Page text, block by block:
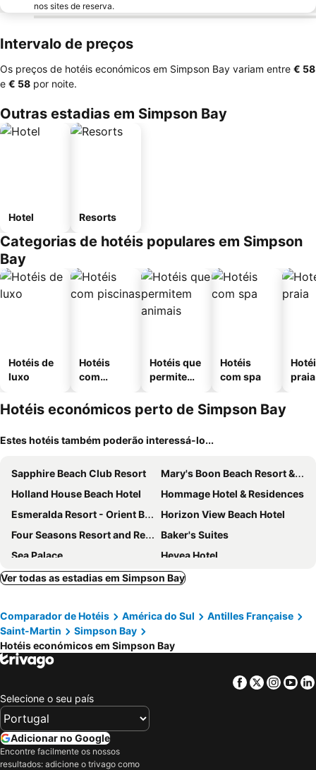
nos sites de reserva.
Intervalo de preços
Os preços de hotéis económicos em Simpson Bay variam entre ‎€ 58
e ‎€ 58 por noite.
Outras estadias em Simpson Bay
Hotel Resorts
Categorias de hotéis populares em Simpson
Bay
Hotéis de
luxo
Hotéis
com
Hotéis que
permitem
Hotéis
com spa
praia
Hotéis económicos perto de Simpson Bay
Estes hotéis também poderão interessá-lo...
Sapphire Beach Club Resort
Mary's Boon Beach Resort & Spa
Holland House Beach Hotel
Hommage Hotel & Residences
Esmeralda Resort - Orient Bay
Horizon View Beach Hotel
Four Seasons Resort and Residences Anguilla
Baker's Suites
Sea Palace
Hevea Hotel
Tranquility Beach Anguilla Resort
The Atrium Beach Resort and Spa Sint Maarten Ascend Collection Hotel
Fantastic Hotel
Adonis Cupecoy
Hotel La Plantation
Azure & Art Studio
Sonesta Maho Beach Resort, Casino & Spa
Belair Beach Hotel
The Pasanggrahan Royal Boutique Hotel
Princess Heights Luxury Boutique Condo Hotel
Love Boutique Hotel
Ver todas as estadias em Simpson Bay
Comparador de Hotéis América do Sul
Antilles Française
Saint-Martin
Simpson Bay
Hotéis económicos em Simpson Bay
Facebook
Twitter
Selecione o seu país
Adicionar no Google
Encontre facilmente os nossos
resultados: adicione o trivago como